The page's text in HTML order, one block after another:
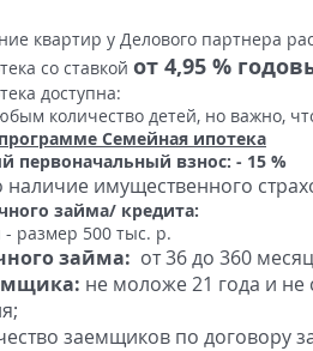
квартир у Делового партнера
со ставкой от 4,95 %
доступна:
количество детей, но важно,
Семейная ипотека
первоначальный взнос: - 15 %
наличие имущественного
займа/ кредита:
размер 500 тыс. р.
займа: от 36 до 360
не моложе 21 года и не
заемщиков по договору